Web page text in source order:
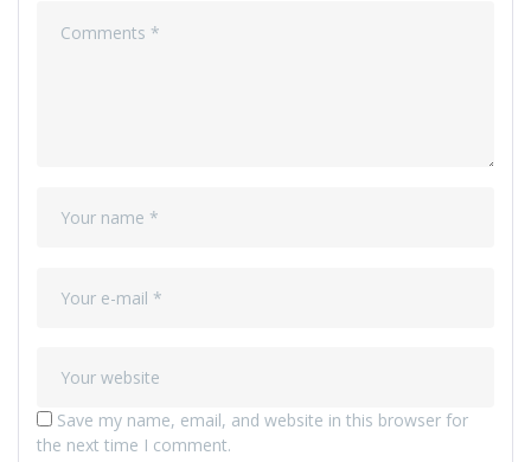
Save my name, email, and website in this browser for
the next time I comment.